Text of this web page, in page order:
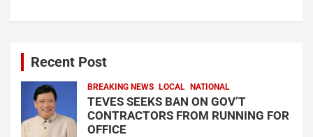
Recent Post
BREAKING NEWS LOCAL NATIONAL
TEVES SEEKS BAN ON GOV’T
CONTRACTORS FROM RUNNING FOR
OFFICE